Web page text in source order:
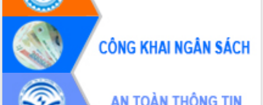
hiện nhiệm vụ quản lý tài sản công
hàng tuần
Tháo gỡ những vướng mắc, đẩy mạnh
công tác cải cách thủ tục hành chính
tại Trung tâm Phục vụ hành chính
công tỉnh
Đắk Lắk: Tôn vinh 46 giải pháp tại Hội
thi Sáng tạo Kỹ thuật 2024 - 2025